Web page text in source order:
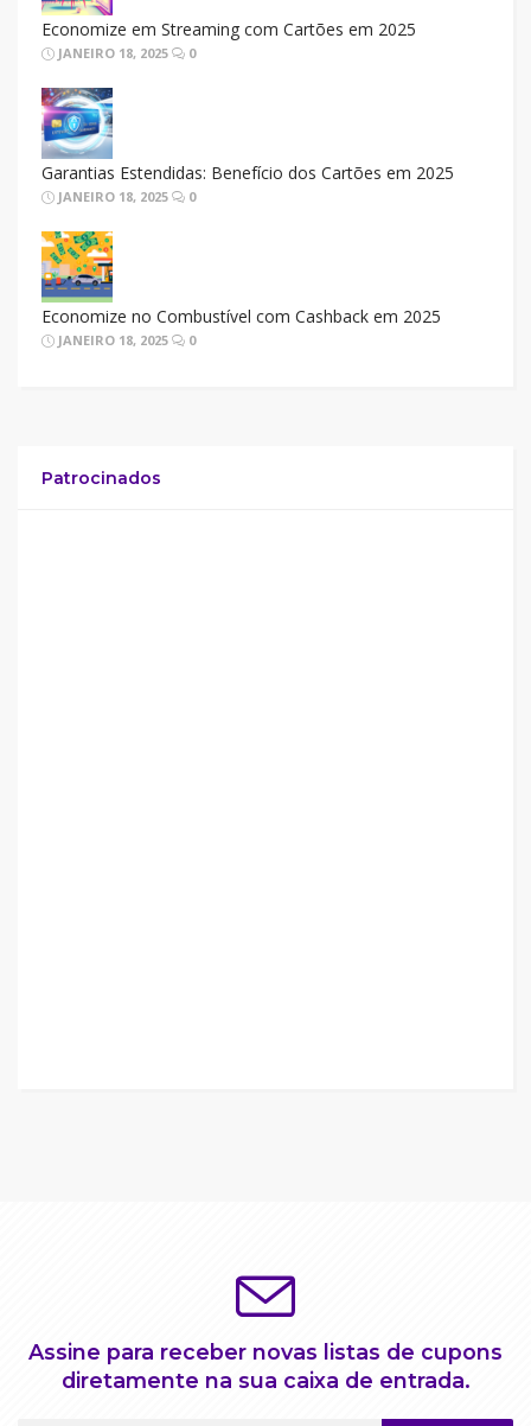
Economize em Streaming com Cartões em 2025
JANEIRO 18, 2025 0
Garantias Estendidas: Benefício dos Cartões em 2025
JANEIRO 18, 2025 0
Economize no Combustível com Cashback em 2025
JANEIRO 18, 2025 0
Patrocinados
Assine para receber novas listas de cupons
diretamente na sua caixa de entrada.